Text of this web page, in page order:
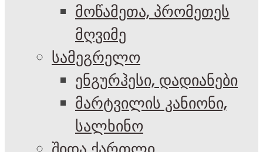
მოწამეთა, პრომეთეს
მღვიმე
სამეგრელო
ენგურჰესი, დადიანები
მარტვილის კანიონი,
სალხინო